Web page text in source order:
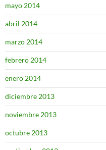
mayo 2014
abril 2014
marzo 2014
febrero 2014
enero 2014
diciembre 2013
noviembre 2013
octubre 2013